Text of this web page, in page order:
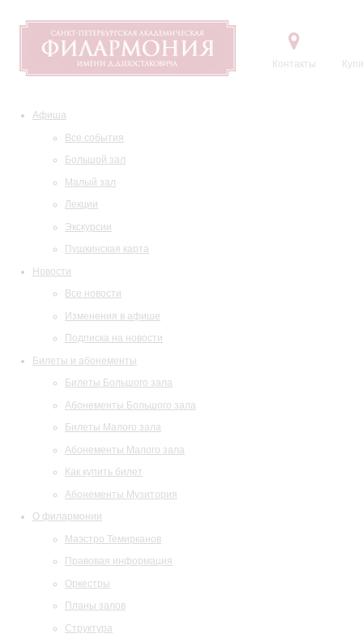
Контакты
Афиша
Все события
Большой зал
Малый зал
Лекции
Экскурсии
Пушкинская карта
Новости
Все новости
Изменения в афише
Подписка на новости
Билеты и абонементы
Билеты Большого зала
Абонементы Большого зала
Билеты Малого зала
Абонементы Малого зала
Как купить билет
Абонементы Музитория
О филармонии
Маэстро Темирканов
Правовая информация
Оркестры
Планы залов
Структура